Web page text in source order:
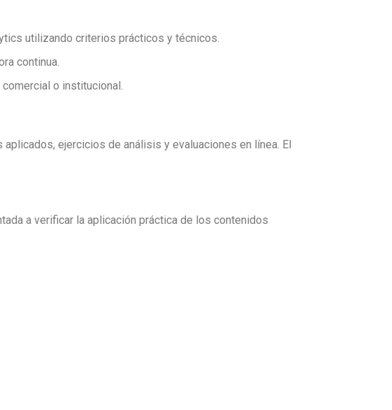
utilizando criterios prácticos y técnicos.
continua.
o institucional.
ejercicios de análisis y evaluaciones en línea. El
a verificar la aplicación práctica de los contenidos